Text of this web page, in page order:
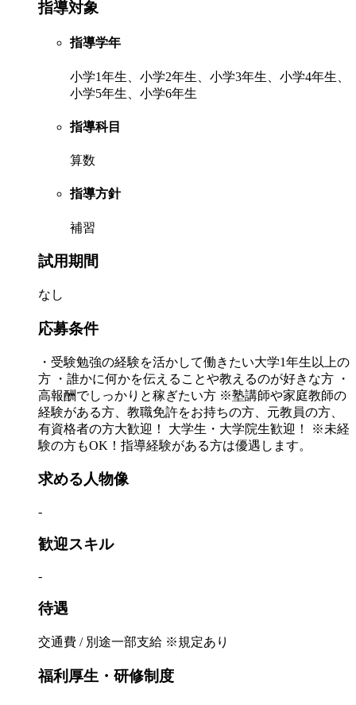
指導対象
指導学年
小学1年生、小学2年生、小学3年生、小学4年生、
小学5年生、小学6年生
指導科目
算数
指導方針
補習
試用期間
なし
応募条件
・受験勉強の経験を活かして働きたい大学1年生以上の
方 ・誰かに何かを伝えることや教えるのが好きな方 ・
高報酬でしっかりと稼ぎたい方 ※塾講師や家庭教師の
経験がある方、教職免許をお持ちの方、元教員の方、
有資格者の方大歓迎！ 大学生・大学院生歓迎！ ※未経
験の方もOK！指導経験がある方は優遇します。
求める人物像
-
歓迎スキル
-
待遇
交通費 / 別途一部支給 ※規定あり
福利厚生・研修制度